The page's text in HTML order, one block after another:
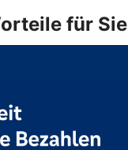
für Sie